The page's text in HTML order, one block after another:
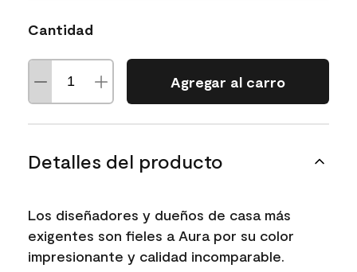
Cantidad
Agregar al carro
Detalles del producto
Los diseñadores y dueños de casa más
exigentes son fieles a Aura por su color
impresionante y calidad incomparable.